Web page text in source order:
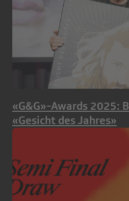
«G&G»-Awards 2025:
«Gesicht des Jahres»